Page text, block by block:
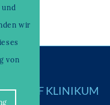
KLINIKUM
und
wir
von